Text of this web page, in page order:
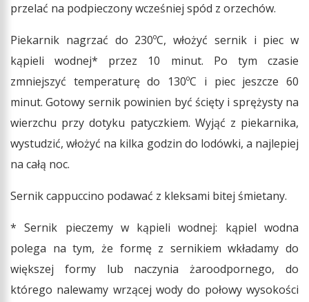
przelać na podpieczony wcześniej spód z orzechów.
Piekarnik nagrzać do 230ºC, włożyć sernik i piec w
kąpieli wodnej* przez 10 minut. Po tym czasie
zmniejszyć temperaturę do 130ºC i piec jeszcze 60
minut. Gotowy sernik powinien być ścięty i sprężysty na
wierzchu przy dotyku patyczkiem. Wyjąć z piekarnika,
wystudzić, włożyć na kilka godzin do lodówki, a najlepiej
na całą noc.
Sernik cappuccino podawać z kleksami bitej śmietany.
* Sernik pieczemy w kąpieli wodnej: kąpiel wodna
polega na tym, że formę z sernikiem wkładamy do
większej formy lub naczynia żaroodpornego, do
którego nalewamy wrzącej wody do połowy wysokości